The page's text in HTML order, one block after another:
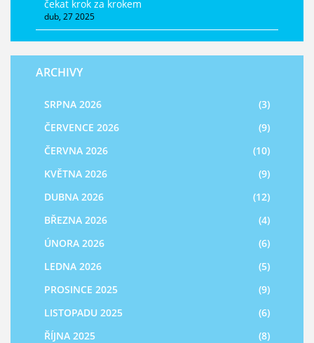
čekat krok za krokem
dub, 27 2025
ARCHIVY
SRPNA 2026
(3)
ČERVENCE 2026
(9)
ČERVNA 2026
(10)
KVĚTNA 2026
(9)
DUBNA 2026
(12)
BŘEZNA 2026
(4)
ÚNORA 2026
(6)
LEDNA 2026
(5)
PROSINCE 2025
(9)
LISTOPADU 2025
(6)
ŘÍJNA 2025
(8)